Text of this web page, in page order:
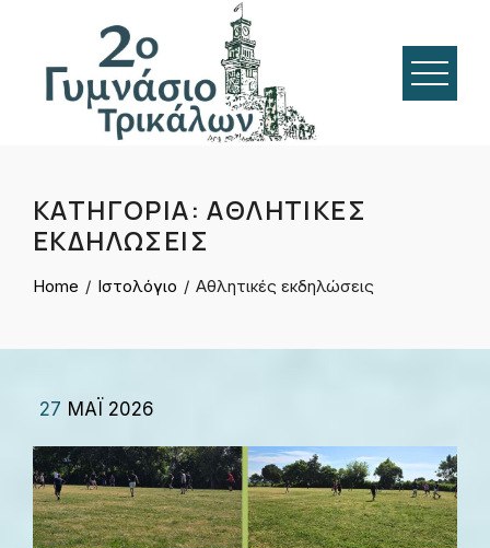
content
ΚΑΤΗΓΟΡΊΑ:ΑΘΛΗΤΙΚΈΣ
ΕΚΔΗΛΏΣΕΙΣ
Home Ιστολόγιο Αθλητικές εκδηλώσεις
27 ΜΆΙ 2026